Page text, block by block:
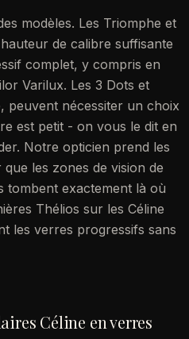
modèles. Les Triomphe et
de calibre suffisante
complet, y compris en
Varilux. Les 3 Dots et
peuvent nécessiter un choix
est petit - on vous le dit en
Notre opticien prend les
les zones de vision de
tombent exactement là où
Thélios sur les Céline
les verres progressifs sans
Céline en verres